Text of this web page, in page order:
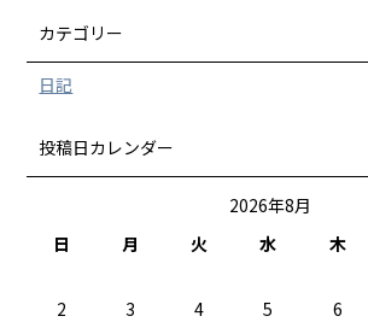
カテゴリー
日記
投稿日カレンダー
2026年8月
日
月 火 水 木
2
3 4 5 6